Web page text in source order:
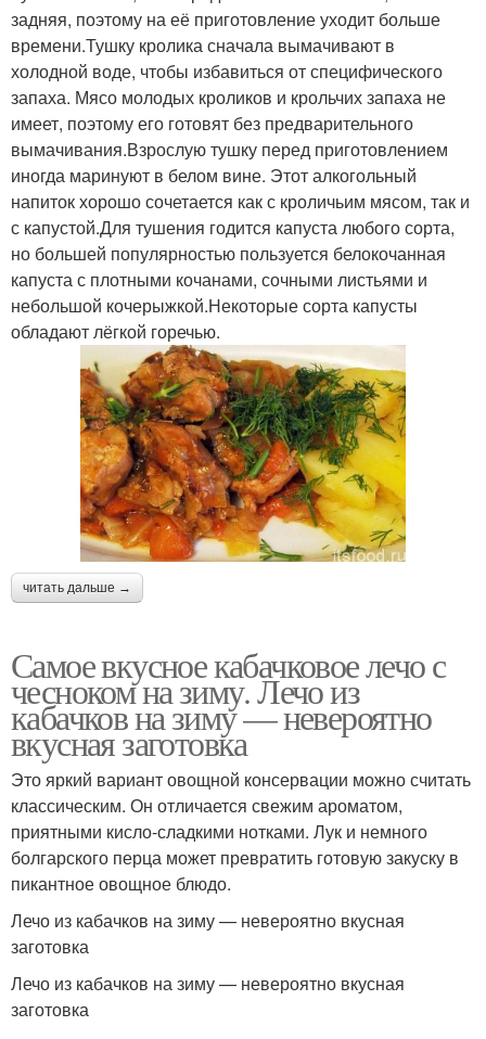
задняя, поэтому на её приготовление уходит больше
времени.Тушку кролика сначала вымачивают в
холодной воде, чтобы избавиться от специфического
запаха. Мясо молодых кроликов и крольчих запаха не
имеет, поэтому его готовят без предварительного
вымачивания.Взрослую тушку перед приготовлением
иногда маринуют в белом вине. Этот алкогольный
напиток хорошо сочетается как с кроличьим мясом, так и
с капустой.Для тушения годится капуста любого сорта,
но большей популярностью пользуется белокочанная
капуста с плотными кочанами, сочными листьями и
небольшой кочерыжкой.Некоторые сорта капусты
обладают лёгкой горечью.
читать дальше →
Самое вкусное кабачковое лечо с
чесноком на зиму. Лечо из
кабачков на зиму — невероятно
вкусная заготовка
Это яркий вариант овощной консервации можно считать
классическим. Он отличается свежим ароматом,
приятными кисло-сладкими нотками. Лук и немного
болгарского перца может превратить готовую закуску в
пикантное овощное блюдо.
Лечо из кабачков на зиму — невероятно вкусная
заготовка
Лечо из кабачков на зиму — невероятно вкусная
заготовка